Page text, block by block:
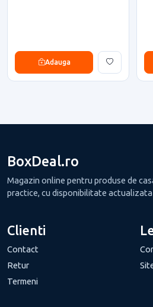
Adauga
BoxDeal.ro
Magazin online pentru produse de
practice, cu disponibilitate actualizata
Clienti
Contact
Retur
Termeni